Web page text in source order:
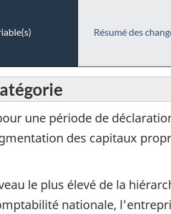
Résumé des
une période de
des capitaux
le plus élevé de la
nationale,